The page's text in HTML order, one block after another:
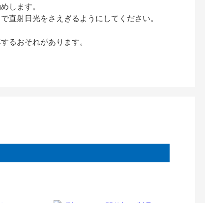
します。
射日光をさえぎるようにしてください。
るおそれがあります。